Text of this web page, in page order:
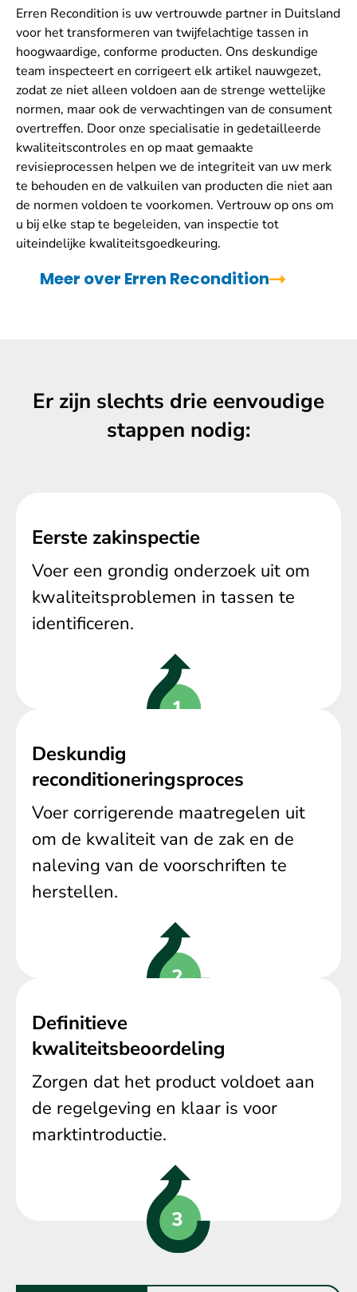
Erren Recondition is uw vertrouwde partner in Duitsland
voor het transformeren van twijfelachtige tassen in
hoogwaardige, conforme producten. Ons deskundige
team inspecteert en corrigeert elk artikel nauwgezet,
zodat ze niet alleen voldoen aan de strenge wettelijke
normen, maar ook de verwachtingen van de consument
overtreffen. Door onze specialisatie in gedetailleerde
kwaliteitscontroles en op maat gemaakte
revisieprocessen helpen we de integriteit van uw merk
te behouden en de valkuilen van producten die niet aan
de normen voldoen te voorkomen. Vertrouw op ons om
u bij elke stap te begeleiden, van inspectie tot
uiteindelijke kwaliteitsgoedkeuring.
Meer over Erren Recondition
Er zijn slechts drie eenvoudige
stappen nodig:
Eerste zakinspectie
Voer een grondig onderzoek uit om
kwaliteitsproblemen in tassen te
identificeren.
Deskundig
reconditioneringsproces
Voer corrigerende maatregelen uit
om de kwaliteit van de zak en de
naleving van de voorschriften te
herstellen.
Definitieve
kwaliteitsbeoordeling
Zorgen dat het product voldoet aan
de regelgeving en klaar is voor
marktintroductie.